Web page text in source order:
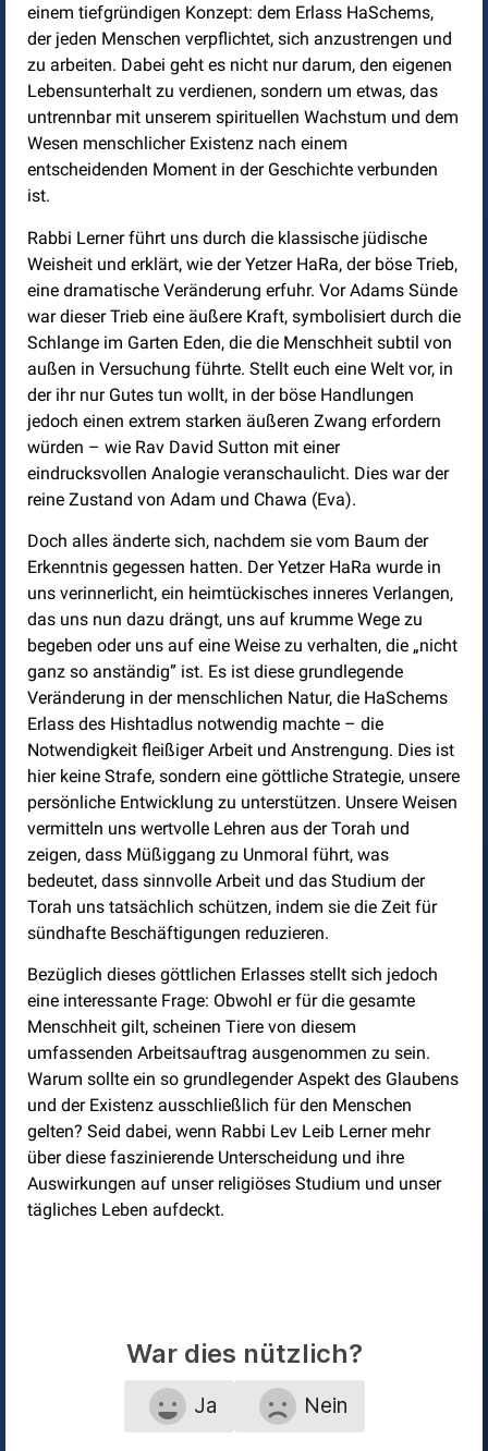
einem tiefgründigen Konzept: dem Erlass HaSchems,
der jeden Menschen verpflichtet, sich anzustrengen und
zu arbeiten. Dabei geht es nicht nur darum, den eigenen
Lebensunterhalt zu verdienen, sondern um etwas, das
untrennbar mit unserem spirituellen Wachstum und dem
Wesen menschlicher Existenz nach einem
entscheidenden Moment in der Geschichte verbunden
ist.
Rabbi Lerner führt uns durch die klassische jüdische
Weisheit und erklärt, wie der Yetzer HaRa, der böse Trieb,
eine dramatische Veränderung erfuhr. Vor Adams Sünde
war dieser Trieb eine äußere Kraft, symbolisiert durch die
Schlange im Garten Eden, die die Menschheit subtil von
außen in Versuchung führte. Stellt euch eine Welt vor, in
der ihr nur Gutes tun wollt, in der böse Handlungen
jedoch einen extrem starken äußeren Zwang erfordern
würden – wie Rav David Sutton mit einer
eindrucksvollen Analogie veranschaulicht. Dies war der
reine Zustand von Adam und Chawa (Eva).
Doch alles änderte sich, nachdem sie vom Baum der
Erkenntnis gegessen hatten. Der Yetzer HaRa wurde in
uns verinnerlicht, ein heimtückisches inneres Verlangen,
das uns nun dazu drängt, uns auf krumme Wege zu
begeben oder uns auf eine Weise zu verhalten, die „nicht
ganz so anständig” ist. Es ist diese grundlegende
Veränderung in der menschlichen Natur, die HaSchems
Erlass des Hishtadlus notwendig machte – die
Notwendigkeit fleißiger Arbeit und Anstrengung. Dies ist
hier keine Strafe, sondern eine göttliche Strategie, unsere
persönliche Entwicklung zu unterstützen. Unsere Weisen
vermitteln uns wertvolle Lehren aus der Torah und
zeigen, dass Müßiggang zu Unmoral führt, was
bedeutet, dass sinnvolle Arbeit und das Studium der
Torah uns tatsächlich schützen, indem sie die Zeit für
sündhafte Beschäftigungen reduzieren.
Bezüglich dieses göttlichen Erlasses stellt sich jedoch
eine interessante Frage: Obwohl er für die gesamte
Menschheit gilt, scheinen Tiere von diesem
umfassenden Arbeitsauftrag ausgenommen zu sein.
Warum sollte ein so grundlegender Aspekt des Glaubens
und der Existenz ausschließlich für den Menschen
gelten? Seid dabei, wenn Rabbi Lev Leib Lerner mehr
über diese faszinierende Unterscheidung und ihre
Auswirkungen auf unser religiöses Studium und unser
tägliches Leben aufdeckt.
War dies nützlich?
Ja Nein